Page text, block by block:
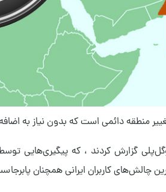
منطقه دائمی است که بدون نیاز به
گزارش کردند ، که پیگیری‌هایی
چالش‌های کاربران ایرانی همچنان